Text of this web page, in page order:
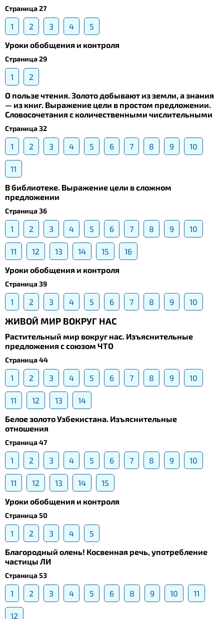
Страница 27
1 2 3 4
5
Уроки обобщения и контроля
Страница 29
1
2
О пользе чтения. Золото добывают из земли, а знания
— из книг. Выражение цели в простом предложении.
Словосочетания с количественными числительными
Страница 32
1 2 3 4 5 6 7 8 9 10
11
В библиотеке. Выражение цели в сложном
предложении
Страница 36
1 2 3 4 5 6 7 8 9 10
11 12 13 14 15
16
Уроки обобщения и контроля
Страница 39
1 2 3 4 5 6 7 8 9 10
ЖИВОЙ МИР ВОКРУГ НАС
Растительный мир вокруг нас. Изъяснительные
предложения с союзом ЧТО
Страница 44
1 2 3 4 5 6 7 8 9 10
11 12 13
14
Белое золото Узбекистана. Изъяснительные
отношения
Страница 47
1 2 3 4 5 6 7 8 9 10
11 12 13 14
15
Уроки обобщения и контроля
Страница 50
1 2 3 4
5
Благородный олень! Косвенная речь, употребление
частицы ЛИ
Страница 53
1 2 3 4 5 6 8 9 10 11
12